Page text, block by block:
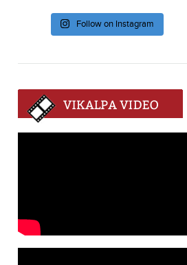
Follow on Instagram